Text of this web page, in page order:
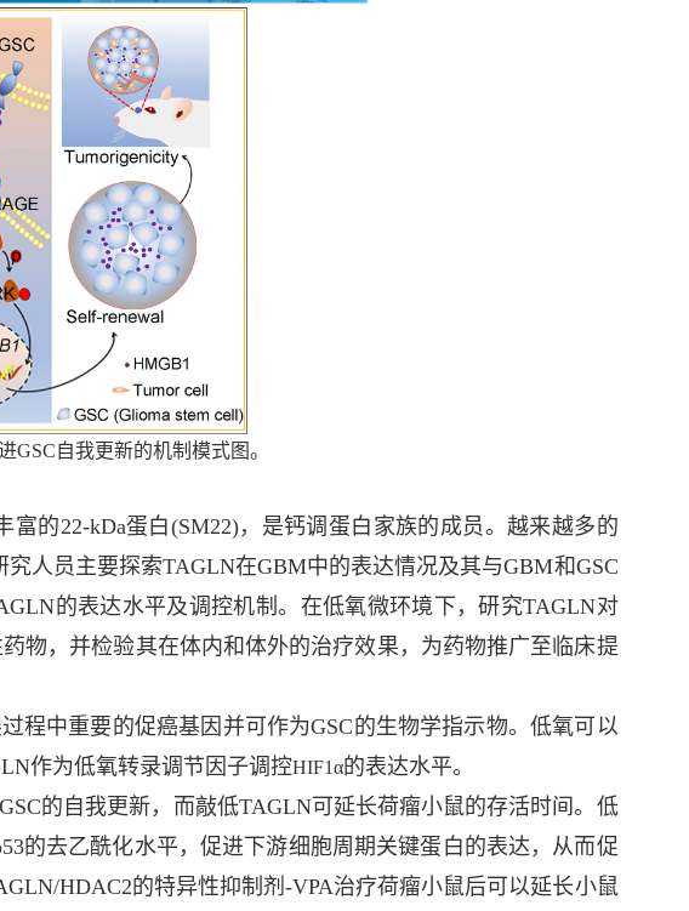
GSC自我更新的机制模式图。
富的22-kDa蛋白(SM22)，是钙调蛋白家族的成员。越来越多的
人员主要探索TAGLN在GBM中的表达情况及其与GBM和GSC
的表达水平及调控机制。在低氧微环境下，研究TAGLN对
物，并检验其在体内和体外的治疗效果，为药物推广至临床提
程中重要的促癌基因并可作为GSC的生物学指示物。低氧可以
作为低氧转录调节因子调控HIF1α的表达水平。
的自我更新，而敲低TAGLN可延长荷瘤小鼠的存活时间。低
的去乙酰化水平，促进下游细胞周期关键蛋白的表达，从而促
HDAC2的特异性抑制剂-VPA治疗荷瘤小鼠后可以延长小鼠